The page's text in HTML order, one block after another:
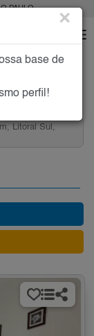
PAULO
Paulo
Grande,
×
base de
perfil!